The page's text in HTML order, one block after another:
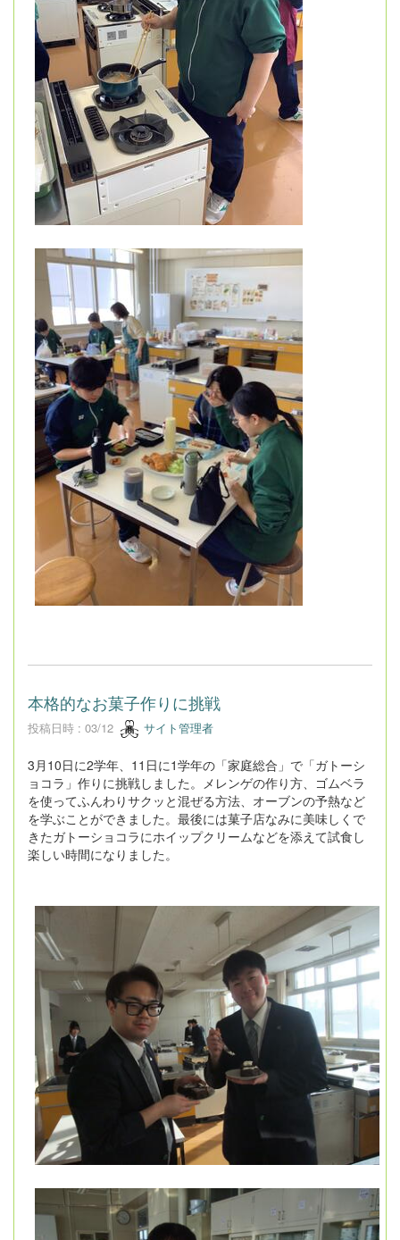
本格的なお菓子作りに挑戦
投稿日時 : 03/12 サイト管理者
3月10日に2学年、11日に1学年の「家庭総合」で「ガトーシ
ョコラ」作りに挑戦しました。メレンゲの作り方、ゴムベラ
を使ってふんわりサクッと混ぜる方法、オーブンの予熱など
を学ぶことができました。最後には菓子店なみに美味しくで
きたガトーショコラにホイップクリームなどを添えて試食し
楽しい時間になりました。